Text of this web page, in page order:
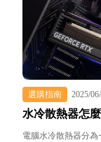
選購指南 2025/
水冷散熱器怎
電腦水冷散熱器分